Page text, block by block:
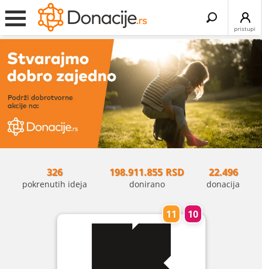
pristupi
Search
326
pokrenutih ideja
198.911.855 RSD
donirano
22.496
donacija
11 10